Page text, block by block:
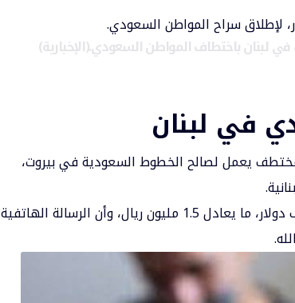
لبنان باختطاف المواطن السعودي.(الإخبارية)
في لبنان
يعمل لصالح الخطوط السعودية في بيروت،
وحسب القناة، طالب الخاطفون بفدية مالية تقدر بـ400 ألف دولار، ما يعادل 1.5 مليون ريال، وأن الرسالة الهاتفية